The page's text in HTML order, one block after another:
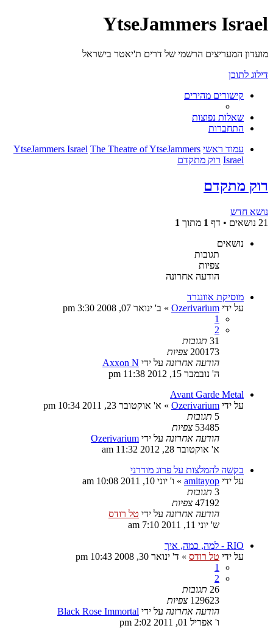
YtseJammers Israel
מועדון המעריצים הרשמי של דרים ת'יאטר בישראל
דילוג לתוכן
קישורים מהירים
שאלות נפוצות
התחברות
עמוד ראשי
YtseJammers Israel The Theatre of YtseJammers
Israel רוק מתקדם
רוק מתקדם
נושא חדש
21 נושאים • דף
1 מתוך 1
נושאים
תגובות
צפיות
הודעה אחרונה
מוסיקת אוונגרד
על ידי Ozerivarium
» ב' ינואר 07, 2008 3:30 pm
1
2
31 תגובות
200173 צפיות
הודעה אחרונה על ידי Axxon N
ה' נובמבר 15, 2012 11:38 pm
Avant Garde Metal
על ידי Ozerivarium
» א' אוקטובר 23, 2011 10:34 pm
5 תגובות
53485 צפיות
הודעה אחרונה על ידי Ozerivarium
א' אוקטובר 28, 2012 11:32 am
בקשה להמלצות על פרוג מודרני
על ידי amitayop
» ו' יוני 10, 2011 10:08 am
3 תגובות
47192 צפיות
הודעה אחרונה על ידי טל רודס
ש' יוני 11, 2011 7:10 am
RIO - למה, כמה, איך
על ידי טל רודס » ד' ינואר 30, 2008 10:43 pm
1
2
26 תגובות
129623 צפיות
הודעה אחרונה על ידי Black Rose Immortal
ו' אפריל 01, 2011 2:02 pm